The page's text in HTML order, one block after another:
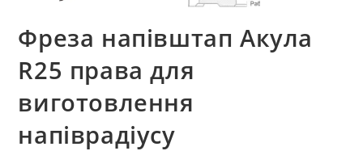
Фреза напівштап Акула
R25 права для
виготовлення
напіврадіусу